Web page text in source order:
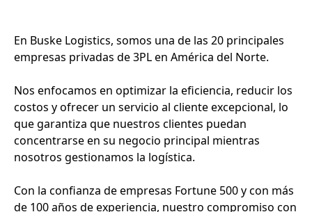
En Buske Logistics, somos una de las 20 principales
empresas privadas de 3PL en América del Norte.
Nos enfocamos en optimizar la eficiencia, reducir los
costos y ofrecer un servicio al cliente excepcional, lo
que garantiza que nuestros clientes puedan
concentrarse en su negocio principal mientras
nosotros gestionamos la logística.
Con la confianza de empresas Fortune 500 y con más
de 100 años de experiencia, nuestro compromiso con